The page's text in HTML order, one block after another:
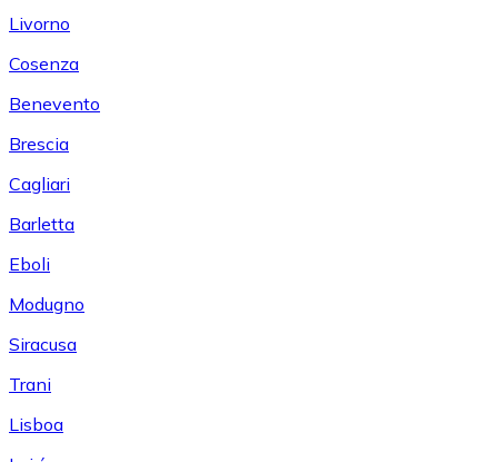
Livorno
Cosenza
Benevento
Brescia
Cagliari
Barletta
Eboli
Modugno
Siracusa
Trani
Lisboa